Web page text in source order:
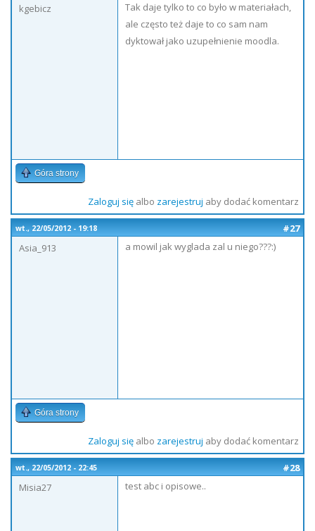
kgebicz
Tak daje tylko to co było w materiałach,
ale często też daje to co sam nam
dyktował jako uzupełnienie moodla.
Góra strony
Zaloguj sięalbo zarejestruj aby dodać komentarz
wt., 22/05/2012 - 19:18
#27
Asia_913
a mowil jak wyglada zal u niego???:)
Góra strony
Zaloguj sięalbo zarejestruj aby dodać komentarz
wt., 22/05/2012 - 22:45
#28
Misia27
test abc i opisowe..